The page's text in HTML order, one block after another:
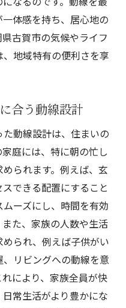
体感を持ち、居心地の
古賀市の気候やライフ
地域特有の便利さを享
合う動線設計
動線設計は、住まいの
庭には、特に朝の忙し
られます。例えば、玄
できる配置にすること
ーズにし、時間を有効
た、家族の人数や生活
られ、例えば子供がい
リビングへの動線を意
により、家族全員が快
常生活がより豊かにな